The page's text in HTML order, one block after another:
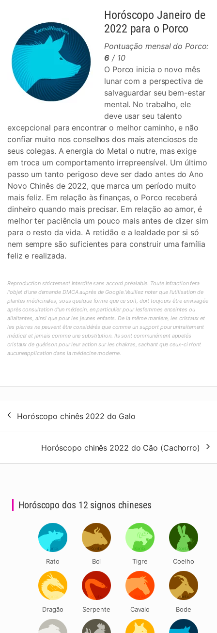
Horóscopo Janeiro de
2022 para o Porco
Pontuação mensal do Porco:
6 / 10
O Porco inicia o novo mês
lunar com a perspectiva de
salvaguardar seu bem-estar
mental. No trabalho, ele
deve usar seu talento
excepcional para encontrar o melhor caminho, e não
confiar muito nos conselhos dos mais atenciosos de
seus colegas. A energia do Metal o nutre, mas exige
em troca um comportamento irrepreensível. Um último
passo um tanto perigoso deve ser dado antes do Ano
Novo Chinês de 2022, que marca um período muito
mais feliz. Em relação às finanças, o Porco receberá
dinheiro quando mais precisar. Em relação ao amor, é
melhor ter paciência um pouco mais antes de dizer sim
para o resto da vida. A retidão e a lealdade por si só
nem sempre são suficientes para construir uma família
feliz e realizada.
Reproduction strictement interdite sans accord préalable. Toute infraction fera
l'objet d'une demande DMCA auprès de Google.Veuillez noter que l'utilisation de
plantes médicinales, sous quelque forme que ce soit, doit toujours être envisagée
après consultation d'un médecin, en particulier pour lesfemmes enceintes ou
allaitantes, ainsi que pour les jeunes enfants. De la même manière, les cristaux et
les pierres ne peuvent être considérés que comme un support pour untraitement
médical et jamais comme une substitution. Ils sont communément appelés
cristaux de guérison pour leur action sur les chakras, sachant que ceux-ci n'ont
aucuneapplication dans la médecine moderne.
de
artigos
Horóscopo chinês 2022 do Galo
Horóscopo chinês 2022 do Cão (Cachorro)
Horóscopo dos 12 signos chineses
Rato Boi Tigre Coelho
Dragão Serpente Cavalo Bode